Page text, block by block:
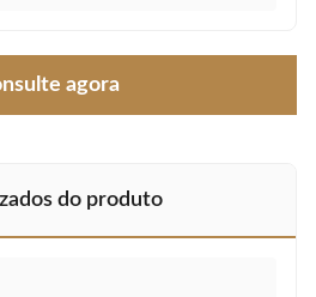
agora
do produto